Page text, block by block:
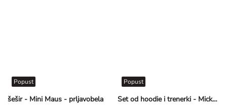
šešir - Mini Maus - prljavobela
Popust
Set od hoodie i trenerki - Mickey & Friends - bež
Popust